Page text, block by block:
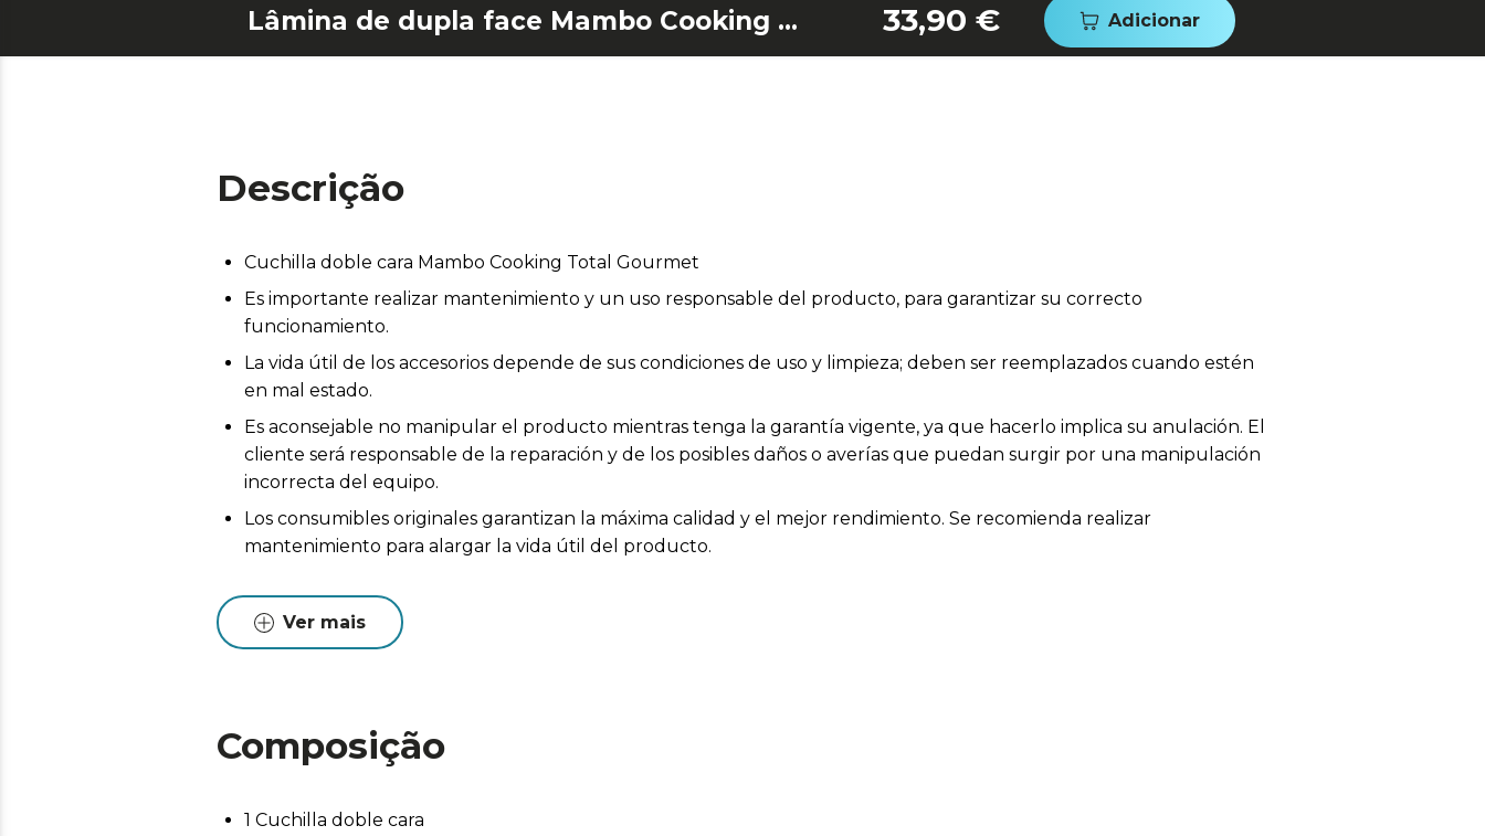
Lâmina de dupla face Mambo Cooking Total Gourmet 33,90 € Adicionar
Descrição
Cuchilla doble cara Mambo Cooking Total Gourmet
Es importante realizar mantenimiento y un uso responsable del producto, para garantizar su correcto
funcionamiento.
La vida útil de los accesorios depende de sus condiciones de uso y limpieza; deben ser reemplazados cuando estén
en mal estado.
Es aconsejable no manipular el producto mientras tenga la garantía vigente, ya que hacerlo implica su anulación. El
cliente será responsable de la reparación y de los posibles daños o averías que puedan surgir por una manipulación
incorrecta del equipo.
Los consumibles originales garantizan la máxima calidad y el mejor rendimiento. Se recomienda realizar
mantenimiento para alargar la vida útil del producto.
Ver mais
Composição
1 Cuchilla doble cara